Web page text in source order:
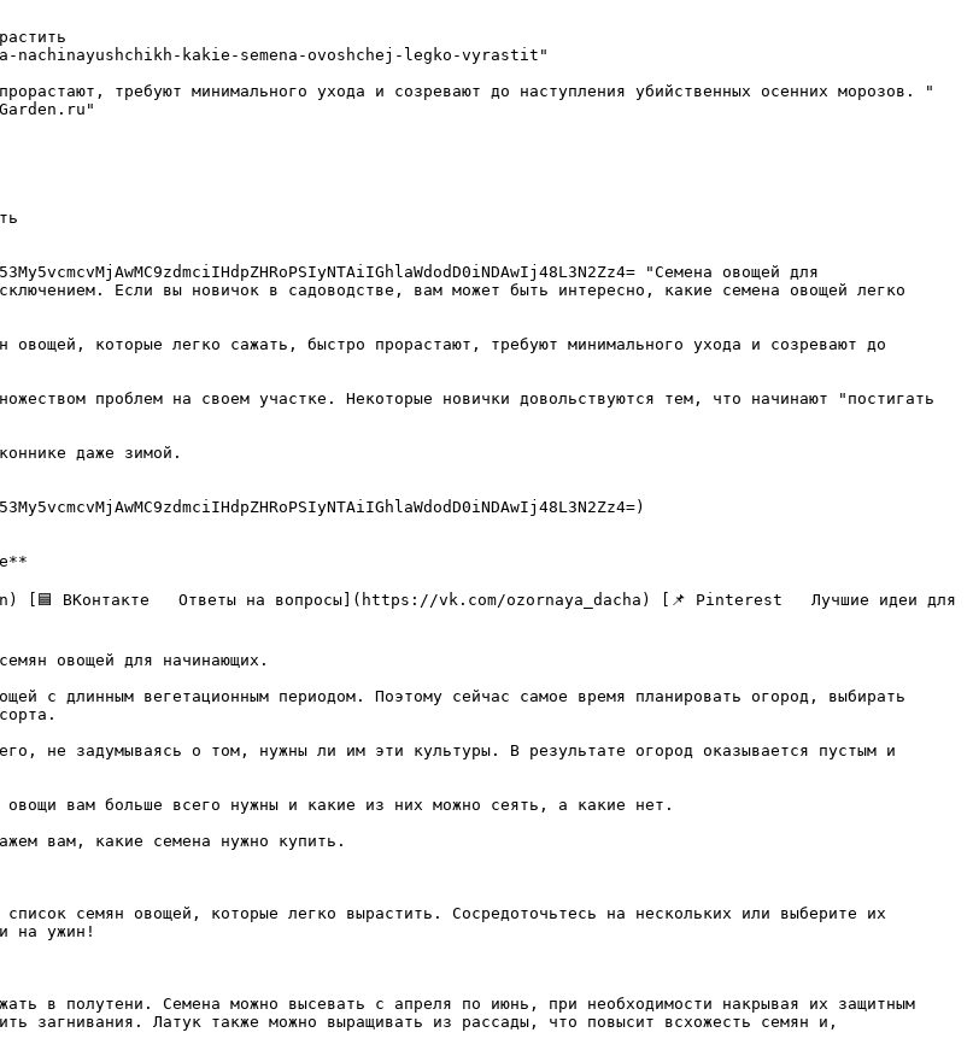
kakie-semena-ovoshchej-legko-vyrastit"
требуют минимального ухода и созревают до наступления убийственных осенних морозов. "
"Семена овощей для
Если вы новичок в садоводстве, вам может быть интересно, какие семена овощей легко
овощей, которые легко сажать, быстро прорастают, требуют минимального ухода и созревают до
проблем на своем участке. Некоторые новички довольствуются тем, что начинают "постигать
даже зимой.
овощей для начинающих.
с длинным вегетационным периодом. Поэтому сейчас самое время планировать огород, выбирать
не задумываясь о том, нужны ли им эти культуры. В результате огород оказывается пустым и
вам больше всего нужны и какие из них можно сеять, а какие нет.
вам, какие семена нужно купить.
семян овощей, которые легко вырастить. Сосредоточьтесь на нескольких или выберите их
на ужин!
в полутени. Семена можно высевать с апреля по июнь, при необходимости накрывая их защитным
загнивания. Латук также можно выращивать из рассады, что повысит всхожесть семян и,